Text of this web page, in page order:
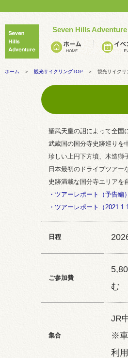
Seven Hills Adventure
ホーム ＞ 観光サイクリングTOP ＞ 観光サイクリ
聖武天皇の詔によって全国
武蔵国の国分寺史跡巡りを
珍しい上円下方墳、木造獅
日本最初のドライブツアー
史跡満載な国分寺エリアを
・ツアーレポート（予告編）
・ツアーレポート（
日程
ご参加費
む
集合
JR
※車
利